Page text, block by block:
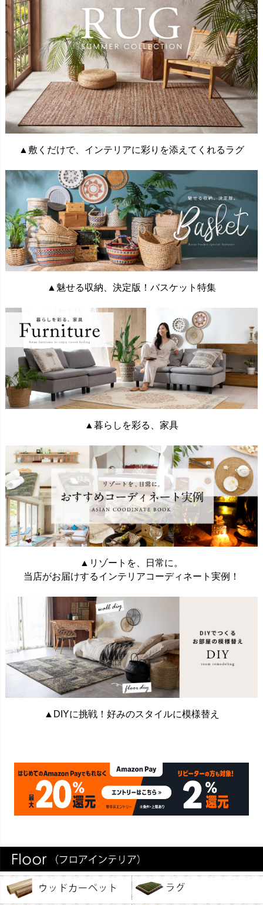
▲敷くだけで、インテリアに彩りを添えてくれるラグ
▲魅せる収納、決定版！バスケット特集
▲暮らしを彩る、家具
▲リゾートを、日常に。
当店がお届けするインテリアコーディネート実例！
▲DIYに挑戦！好みのスタイルに模様替え